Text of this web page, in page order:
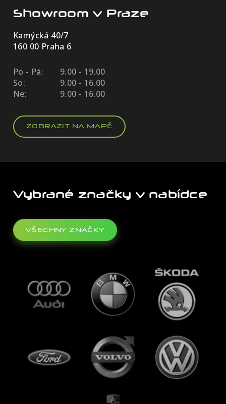
Showroom v Praze
Kamýcká 40/7
160 00 Praha 6
Po - Pá:
9.00 - 19.00
So:
9.00 - 16.00
Ne:
9.00 - 16.00
ZOBRAZIT NA MAPĚ
Vybrané značky v nabídce
VŠECHNY ZNAČKY